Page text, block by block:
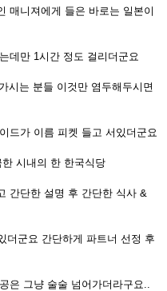
매니져에게 들은 바로는 일본이
데만 1시간 정도 걸리더군요
시는 분들 이것만 염두해두시면
드가 이름 피켓 들고 서있더군요
시내의 한 한국식당
간단한 설명 후 간단한 식사 &
더군요 간단하게 파트너 선정 후
은 그냥 술술 넘어가더라구요..